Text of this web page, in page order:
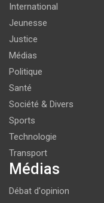
International
Jeunesse
Justice
Médias
Politique
Santé
Société & Divers
Sports
Technologie
Transport
Médias
Débat d'opinion